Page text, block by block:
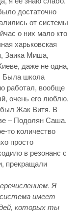
достаточно
от системы
о них мало кто
харьковская
Заика Миша,
даже не одна,
Была школа
работал, вообще
очень его люблю.
Жак Витя. В
– Подолян Саша.
то количество
просто
в резонанс с
прекращали
Я
имеет
которых ты